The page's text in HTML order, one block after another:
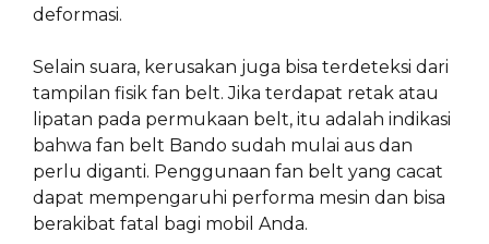
deformasi.
Selain suara, kerusakan juga bisa terdeteksi dari
tampilan fisik fan belt. Jika terdapat retak atau
lipatan pada permukaan belt, itu adalah indikasi
bahwa fan belt Bando sudah mulai aus dan
perlu diganti. Penggunaan fan belt yang cacat
dapat mempengaruhi performa mesin dan bisa
berakibat fatal bagi mobil Anda.